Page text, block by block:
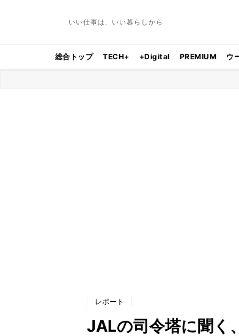
いい仕事は、いい暮らしから
総合トップ TECH+ +Digital PREMIUM ウ
レポート
JALの司令塔に聞く